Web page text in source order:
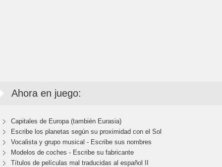
Ahora en juego:
Capitales de Europa (también Eurasia)
Escribe los planetas según su proximidad con el Sol
Vocalista y grupo musical - Escribe sus nombres
Modelos de coches - Escribe su fabricante
Títulos de películas mal traducidas al español II